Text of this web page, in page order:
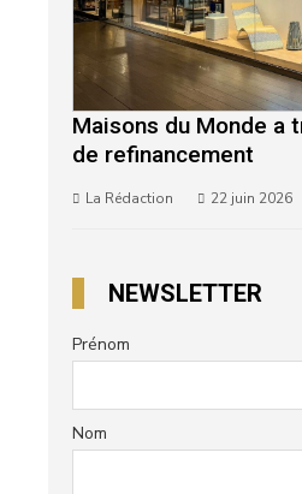
Maisons du Monde a
de refinancement
La Rédaction 22 juin 2026
NEWSLETTER
Prénom
Nom